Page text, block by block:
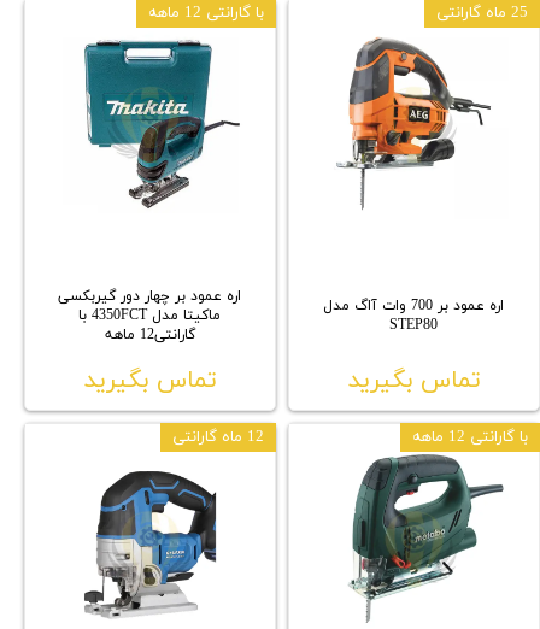
اره عمود بر 700 وات آاگ مدل
STEP80
تماس بگیرید
25 ماه گارانتی
اره عمود بر چهار دور گیربکسی
ماکیتا مدل 4350FCT با
گارانتی12 ماهه
تماس بگیرید
با گارانتی 12 ماهه
با گارانتی 12 ماهه 12 ماه گارانتی